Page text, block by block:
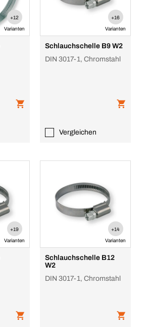
+12
Varianten
+16
Varianten
Schlauchschelle B9 W2
DIN 3017-1, Chromstahl
Vergleichen
+19
Varianten
+14
Varianten
Schlauchschelle B12
W2
DIN 3017-1, Chromstahl